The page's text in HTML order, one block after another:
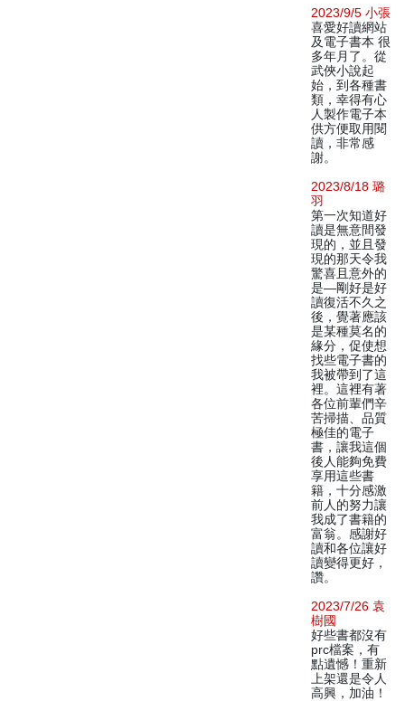
2023/9/5 小張
喜愛好讀網站
及電子書本 很
多年月了。從
武俠小說起
始，到各種書
類，幸得有心
人製作電子本
供方便取用閱
讀，非常感
謝。
2023/8/18 璐
羽
第一次知道好
讀是無意間發
現的，並且發
現的那天令我
驚喜且意外的
是—剛好是好
讀復活不久之
後，覺著應該
是某種莫名的
緣分，促使想
找些電子書的
我被帶到了這
裡。這裡有著
各位前輩們辛
苦掃描、品質
極佳的電子
書，讓我這個
後人能夠免費
享用這些書
籍，十分感激
前人的努力讓
我成了書籍的
富翁。感謝好
讀和各位讓好
讀變得更好，
讚。
2023/7/26 袁
樹國
好些書都沒有
prc檔案，有
點遺憾！重新
上架還是令人
高興，加油！